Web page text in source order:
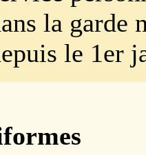
la garde
le 1er